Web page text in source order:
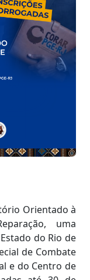
Orientado à
uma
do Rio de
de Combate
e do Centro de